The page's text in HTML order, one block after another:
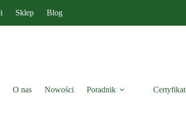
Sklep Blog
O nas Nowości Poradnik Certyfikat